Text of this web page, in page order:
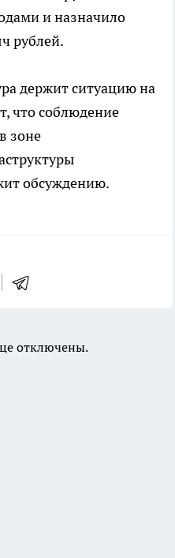
и назначило
рублей.
держит ситуацию на
что соблюдение
зоне
обсуждению.
отключены.